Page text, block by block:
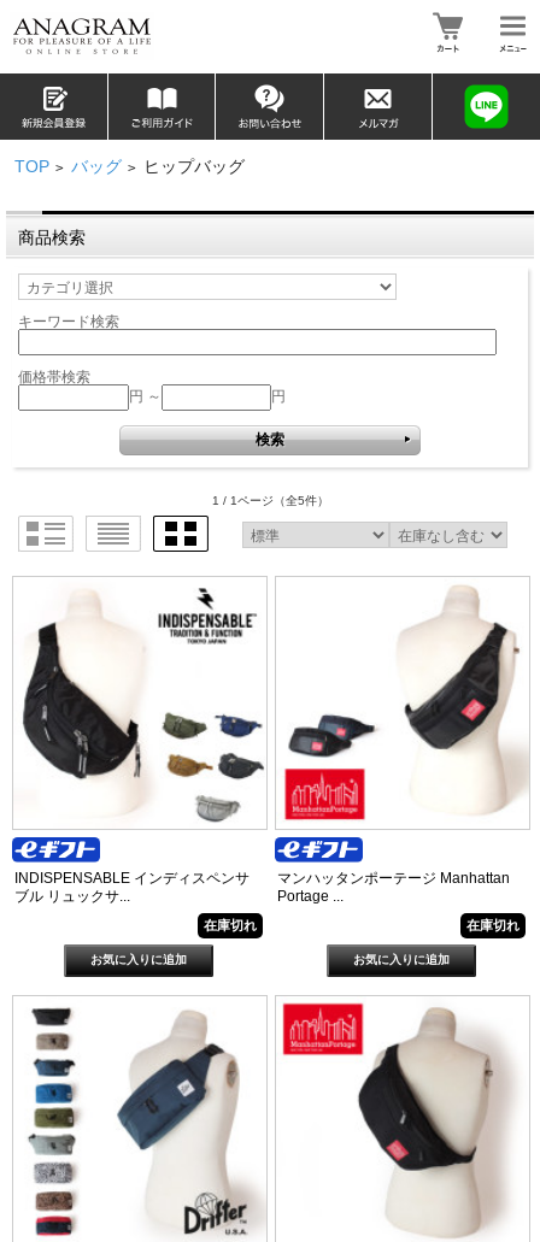
TOP > バッグ > ヒップバッグ
商品検索
キーワード検索
価格帯検索
円 ～
円
1 / 1ページ （全5件）
INDISPENSABLE インディスペンサ
ブル リュックサ...
在庫切れ
マンハッタンポーテージ Manhattan
Portage ...
在庫切れ